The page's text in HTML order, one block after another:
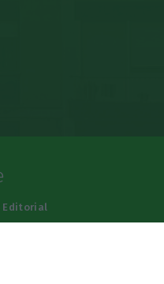
Editorial